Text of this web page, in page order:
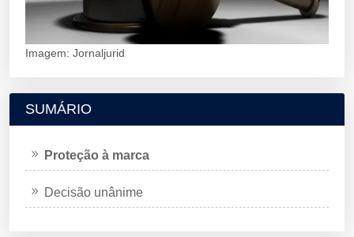
Imagem: Jornaljurid
SUMÁRIO
Proteção à marca
Decisão unânime